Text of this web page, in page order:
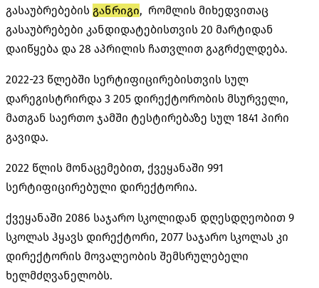
გასაუბრებების განრიგი, რომლის მიხედვითაც
გასაუბრებები კანდიდატებისთვის 20 მარტიდან
დაიწყება და 28 აპრილის ჩათვლით გაგრძელდება.
2022-23 წლებში სერტიფიცირებისთვის სულ
დარეგისტრირდა 3 205 დირექტორობის მსურველი,
მათგან საერთო ჯამში ტესტირებაზე სულ 1841 პირი
გავიდა.
2022 წლის მონაცემებით, ქვეყანაში 991
სერტიფიცირებული დირექტორია.
ქვეყანაში 2086 საჯარო სკოლიდან დღესდღეობით 9
სკოლას ჰყავს დირექტორი, 2077 საჯარო სკოლას კი
დირექტორის მოვალეობის შემსრულებელი
ხელმძღვანელობს.